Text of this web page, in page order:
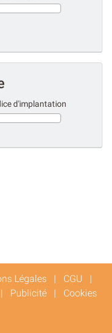
d'implantation
Légales | CGU |
Publicité | Cookies